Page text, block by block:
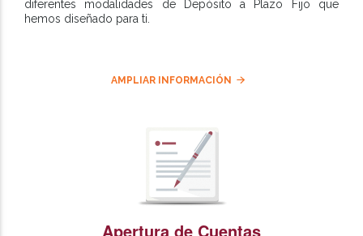
diferentes modalidades de Depósito a Plazo Fijo que
hemos diseñado para ti.
AMPLIAR INFORMACIÓN
Apertura de Cuentas